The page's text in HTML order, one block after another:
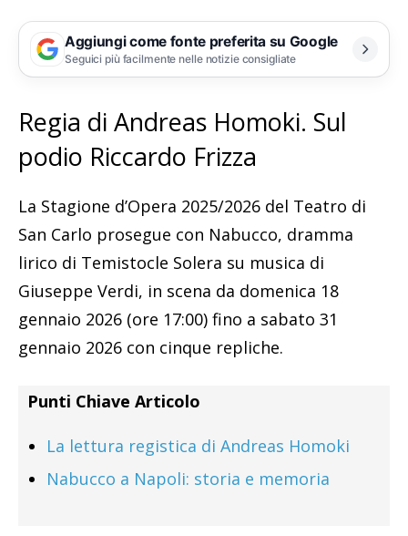
Aggiungi come fonte preferita su Google
Seguici più facilmente nelle notizie consigliate
Regia di Andreas Homoki. Sul
podio Riccardo Frizza
La Stagione d’Opera 2025/2026 del Teatro di
San Carlo prosegue con Nabucco, dramma
lirico di Temistocle Solera su musica di
Giuseppe Verdi, in scena da domenica 18
gennaio 2026 (ore 17:00) fino a sabato 31
gennaio 2026 con cinque repliche.
Punti Chiave Articolo
La lettura registica di Andreas Homoki
Nabucco a Napoli: storia e memoria